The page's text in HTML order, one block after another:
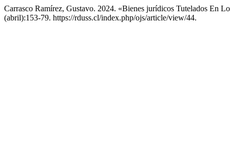
Carrasco Ramírez, Gustavo. 2024. «Bienes jurídicos Tutelados En
(abril):153-79. https://rduss.cl/index.php/ojs/article/view/44.